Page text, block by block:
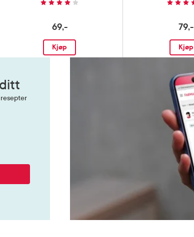
69,-
Kjøp
79,-
Kjøp